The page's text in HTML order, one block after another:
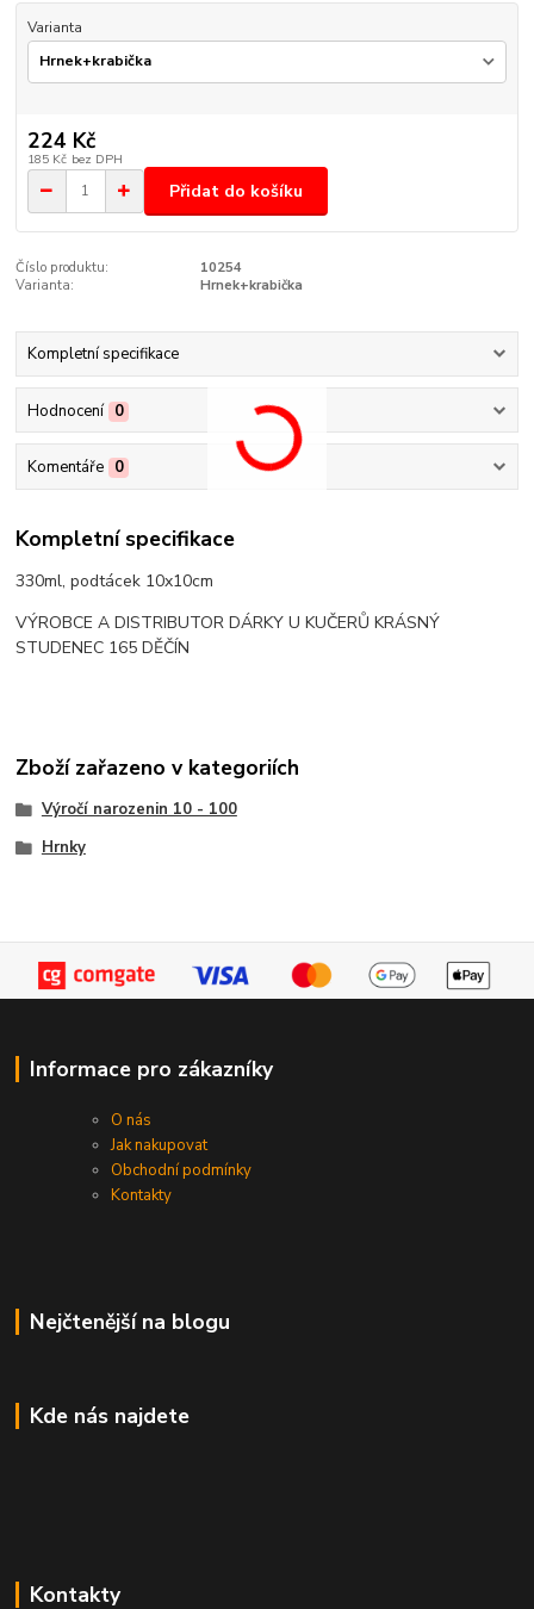
Varianta
224 Kč
185 Kč bez DPH
Přidat do košíku
Číslo produktu:
10254
Varianta:
Hrnek+krabička
Kompletní specifikace
Hodnocení 0
Komentáře 0
Kompletní specifikace
330ml, podtácek 10x10cm
VÝROBCE A DISTRIBUTOR DÁRKY U KUČERŮ KRÁSNÝ
STUDENEC 165 DĚČÍN
Zboží zařazeno v kategoriích
Výročí narozenin 10 - 100
Hrnky
Informace pro zákazníky
O nás
Jak nakupovat
Obchodní podmínky
Kontakty
Nejčtenější na blogu
Kde nás najdete
Kontakty